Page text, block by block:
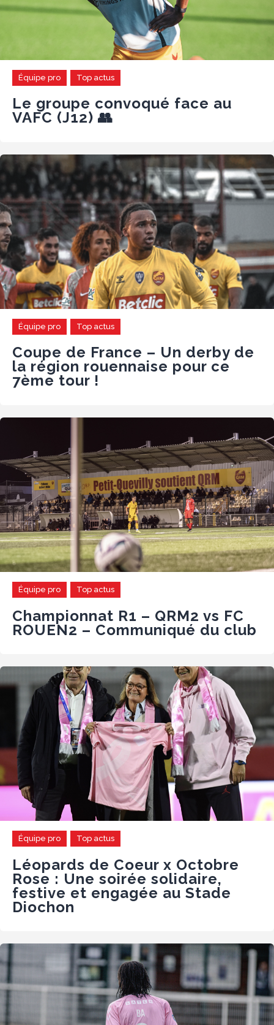
Équipe pro Top actus
Le groupe convoqué face au
VAFC (J12) 👥
Équipe pro Top actus
Coupe de France – Un derby de
la région rouennaise pour ce
7ème tour !
Équipe pro Top actus
Championnat R1 – QRM2 vs FC
ROUEN2 – Communiqué du club
Équipe pro Top actus
Léopards de Coeur x Octobre
Rose : Une soirée solidaire,
festive et engagée au Stade
Diochon